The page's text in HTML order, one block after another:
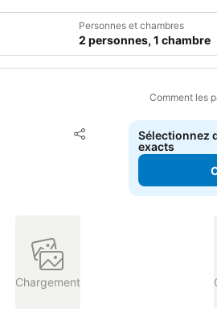
Personnes et chambres
2 personnes, 1 chambre
Comment les
Partager
Ajouter à mes
Sélectionnez
exacts
Chargement